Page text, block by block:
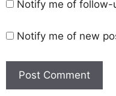
Notify me of follow-
Notify me of new